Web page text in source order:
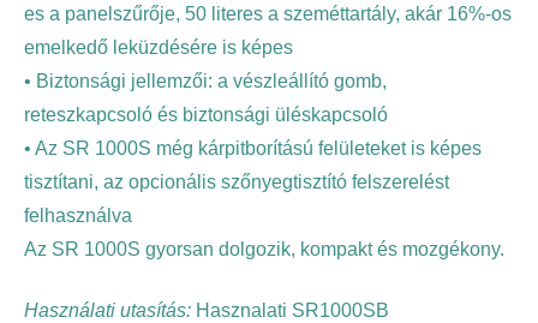
es a panelszűrője, 50 literes a szeméttartály, akár 16%-os
emelkedő leküzdésére is képes
• Biztonsági jellemzői: a vészleállító gomb,
reteszkapcsoló és biztonsági üléskapcsoló
• Az SR 1000S még kárpitborítású felületeket is képes
tisztítani, az opcionális szőnyegtisztító felszerelést
felhasználva
Az SR 1000S gyorsan dolgozik, kompakt és mozgékony.
Használati utasítás: Hasznalati SR1000SB